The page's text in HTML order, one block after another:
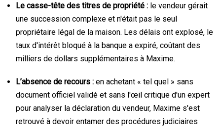
Le casse-tête des titres de propriété : le vendeur gérait
une succession complexe et n'était pas le seul
propriétaire légal de la maison. Les délais ont explosé, le
taux d'intérêt bloqué à la banque a expiré, coûtant des
milliers de dollars supplémentaires à Maxime.
L’absence de recours : en achetant « tel quel » sans
document officiel validé et sans l'œil critique d'un expert
pour analyser la déclaration du vendeur, Maxime s'est
retrouvé à devoir entamer des procédures judiciaires